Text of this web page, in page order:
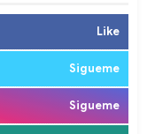
Like
Sigueme
Sigueme